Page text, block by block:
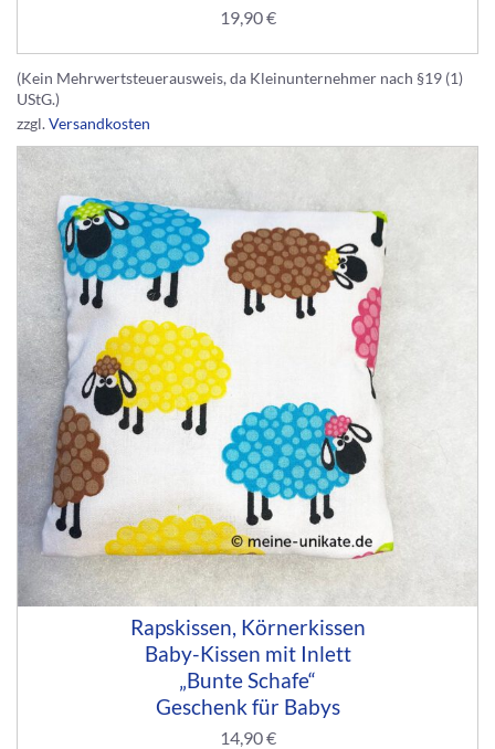
19,90€
(Kein Mehrwertsteuerausweis, da Kleinunternehmer nach §19 (1)
UStG.)
zzgl.Versandkosten
Rapskissen, Körnerkissen
Baby-Kissen mit Inlett
„Bunte Schafe“
Geschenk für Babys
14,90€